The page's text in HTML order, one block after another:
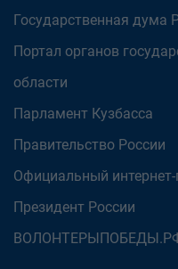
Государственная дума
Портал органов
области
Парламент Кузбасса
Правительство России
Официальный
Президент России